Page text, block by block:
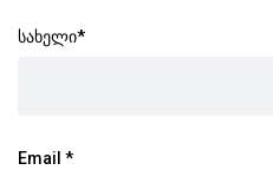
სახელი*
Email *